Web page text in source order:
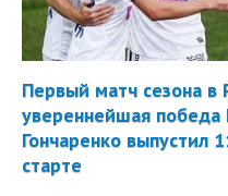
Первый матч сезона в
увереннейшая
Гончаренко выпустил
старте